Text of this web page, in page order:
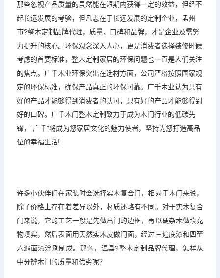
那些忽视产品质量的虽然能在短期内获得一定的效益，但经不
起长远发展的考验，但凡志在于长远发展的定制企业，孟州
市?整木定制品牌代理，质量、口碑和品牌，才是企业及需努
力提升的核心。环保观念深入人心，更是消费者选择装修时候
考虑的首要标准，整木定制家居的环保问题也一直是人们关注
的焦点。广千木业环保突出在选材方面，公司严格按照国家规
定的环保标准，确保产品真正的环保可靠。广千木业认为只有
好的产品才能够得到消费者的认可，只有好的产品才能够得到
好的口碑。广千木门整木定制致力于成为木门行业的低碳先
锋，“广千”将成为您家居文化的魅力使者，坚持为您打造高品
位的幸福生活!
许多小伙伴们在家装时会选择实木复合门，相对于木门来说，
除了价格上存在着差异以外，材质还略有不同。对于实木复合
门来说，它的工艺一般是先做出门的边框，再以硬杂木做填充
物填实，然后表面用天然实木皮做门面，经过三遍底漆和四至
六遍面漆涂刷制成。那么，温县?整木定制品牌代理，怎样从
中分辨木门的质量和优劣呢？